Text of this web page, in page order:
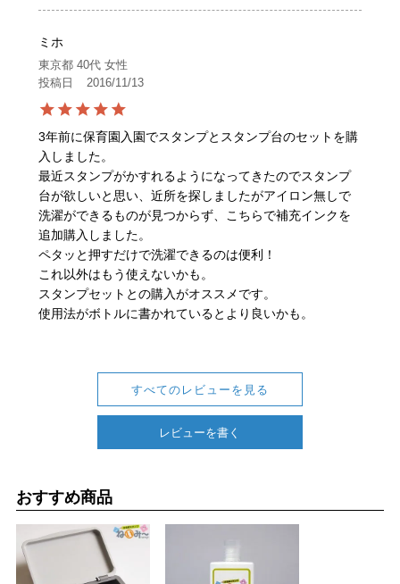
ミホ
東京都 40代 女性
投稿日
2016/11/13
3年前に保育園入園でスタンプとスタンプ台のセットを購
入しました。
最近スタンプがかすれるようになってきたのでスタンプ
台が欲しいと思い、近所を探しましたがアイロン無しで
洗濯ができるものが見つからず、こちらで補充インクを
追加購入しました。
ペタッと押すだけで洗濯できるのは便利！
これ以外はもう使えないかも。
スタンプセットとの購入がオススメです。
使用法がボトルに書かれているとより良いかも。
すべてのレビューを見る
レビューを書く
おすすめ商品